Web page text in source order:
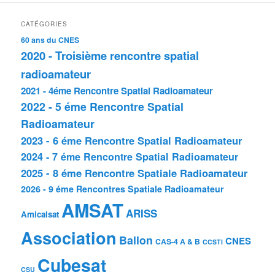
CATÉGORIES
60 ans du CNES
2020 - Troisième rencontre spatial
radioamateur
2021 - 4éme Rencontre Spatial Radioamateur
2022 - 5 éme Rencontre Spatial
Radioamateur
2023 - 6 éme Rencontre Spatial Radioamateur
2024 - 7 éme Rencontre Spatial Radioamateur
2025 - 8 éme Rencontre Spatiale Radioamateur
2026 - 9 éme Rencontres Spatiale Radioamateur
Amicalsat AMSAT ARISS
Association Ballon CAS-4 A & B CCSTI CNES
CSU Cubesat